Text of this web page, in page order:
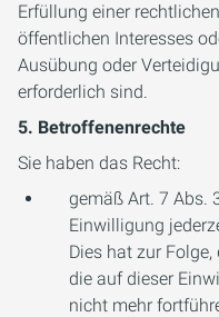
Erfüllung einer
öffentlichen Interesses
Ausübung oder
erforderlich sind.
5. Betroffenenrechte
Sie haben das Recht:
gemäß Art. 7 Abs.
Einwilligung
Dies hat zur
die auf dieser
nicht mehr